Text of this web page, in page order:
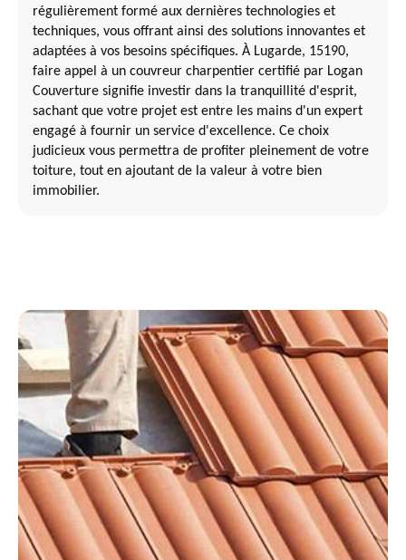
régulièrement formé aux dernières technologies et
techniques, vous offrant ainsi des solutions innovantes et
adaptées à vos besoins spécifiques. À Lugarde, 15190,
faire appel à un couvreur charpentier certifié par Logan
Couverture signifie investir dans la tranquillité d'esprit,
sachant que votre projet est entre les mains d'un expert
engagé à fournir un service d'excellence. Ce choix
judicieux vous permettra de profiter pleinement de votre
toiture, tout en ajoutant de la valeur à votre bien
immobilier.